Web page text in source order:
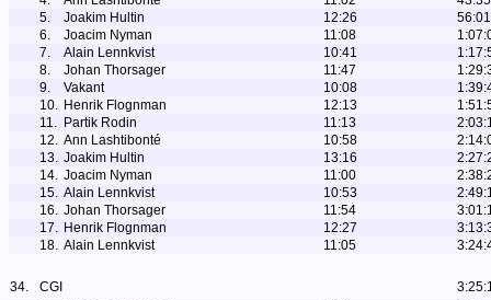
5.
Joakim Hultin 12:26
56:01
6.
Joacim Nyman 11:08
7.
Alain Lennkvist 10:41
8.
Johan Thorsager 11:47
9.
Vakant 10:08
10. Henrik Flognman 12:13
11. Partik Rodin 11:13
12. Ann Lashtibonté 10:58
13. Joakim Hultin 13:16
14. Joacim Nyman 11:00
15. Alain Lennkvist 10:53
16. Johan Thorsager 11:54
17. Henrik Flognman 12:27
18. Alain Lennkvist 11:05
34. CGI